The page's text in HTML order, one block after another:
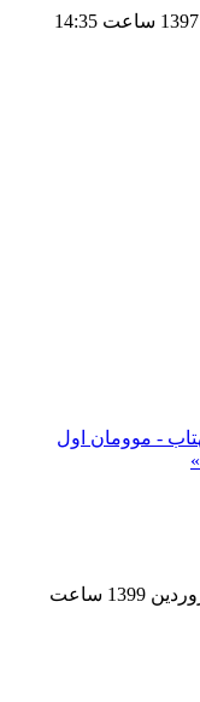
اول
چهارشنبه, 27 فروردين 1399 ساعت